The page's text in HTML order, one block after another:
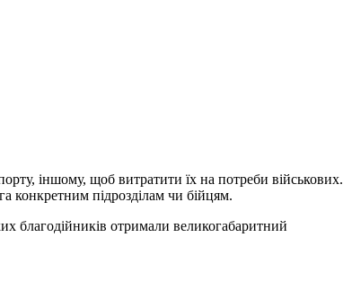
іншому, щоб витратити їх на потреби військових.
конкретним підрозділам чи бійцям.
благодійників отримали великогабаритний